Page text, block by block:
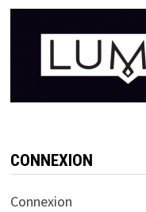
CONNEXION
Connexion